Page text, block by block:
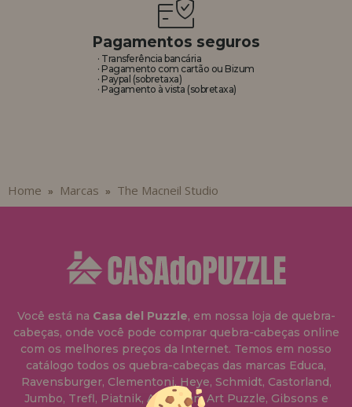
Pagamentos seguros
· Transferência bancária
· Pagamento com cartão ou Bizum
· Paypal (sobretaxa)
· Pagamento à vista (sobretaxa)
Home » Marcas » The Macneil Studio
Você está na Casa del Puzzle, em nossa loja de quebra-
cabeças, onde você pode comprar quebra-cabeças online
com os melhores preços da Internet. Temos em nosso
catálogo todos os quebra-cabeças das marcas Educa,
Ravensburger, Clementoni, Heye, Schmidt, Castorland,
Jumbo, Trefl, Piatnik, Anatolian, Art Puzzle, Gibsons e